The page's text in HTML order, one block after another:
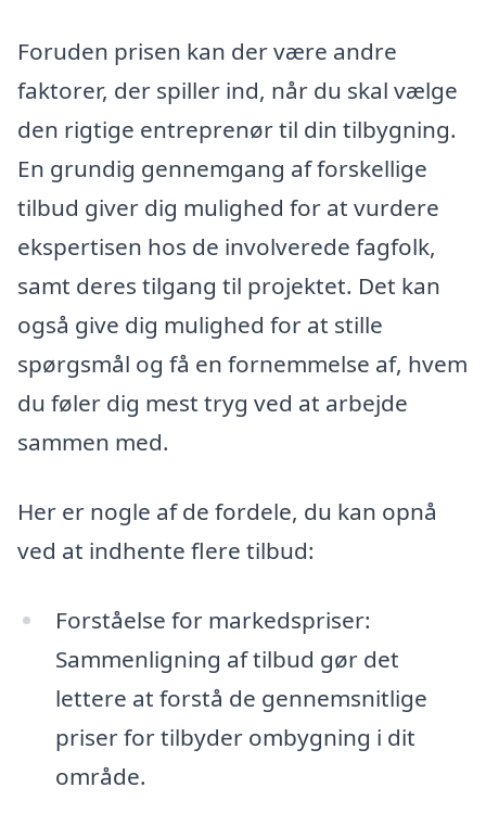
Foruden prisen kan der være andre
faktorer, der spiller ind, når du skal vælge
den rigtige entreprenør til din tilbygning.
En grundig gennemgang af forskellige
tilbud giver dig mulighed for at vurdere
ekspertisen hos de involverede fagfolk,
samt deres tilgang til projektet. Det kan
også give dig mulighed for at stille
spørgsmål og få en fornemmelse af, hvem
du føler dig mest tryg ved at arbejde
sammen med.
Her er nogle af de fordele, du kan opnå
ved at indhente flere tilbud:
Forståelse for markedspriser:
Sammenligning af tilbud gør det
lettere at forstå de gennemsnitlige
priser for tilbyder ombygning i dit
område.